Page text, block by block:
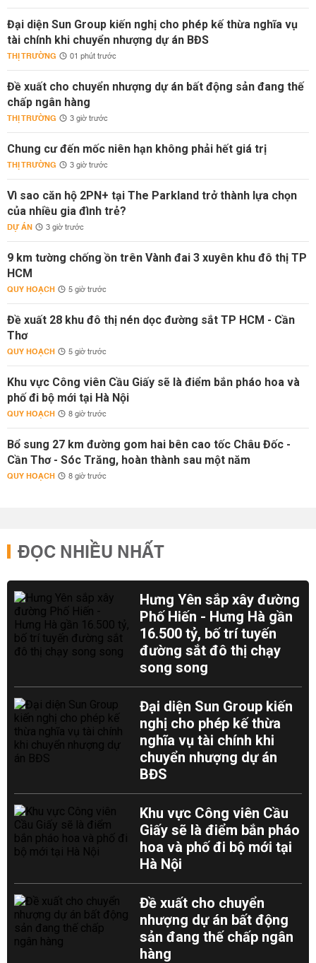
Đại diện Sun Group kiến nghị cho phép kế thừa nghĩa vụ
tài chính khi chuyển nhượng dự án BĐS
THỊ TRƯỜNG 01 phút trước
Đề xuất cho chuyển nhượng dự án bất động sản đang thế
chấp ngân hàng
THỊ TRƯỜNG 3 giờ trước
Chung cư đến mốc niên hạn không phải hết giá trị
THỊ TRƯỜNG 3 giờ trước
Vì sao căn hộ 2PN+ tại The Parkland trở thành lựa chọn
của nhiều gia đình trẻ?
DỰ ÁN 3 giờ trước
9 km tường chống ồn trên Vành đai 3 xuyên khu đô thị TP
HCM
QUY HOẠCH 5 giờ trước
Đề xuất 28 khu đô thị nén dọc đường sắt TP HCM - Cần
Thơ
QUY HOẠCH 5 giờ trước
Khu vực Công viên Cầu Giấy sẽ là điểm bắn pháo hoa và
phố đi bộ mới tại Hà Nội
QUY HOẠCH 8 giờ trước
Bổ sung 27 km đường gom hai bên cao tốc Châu Đốc -
Cần Thơ - Sóc Trăng, hoàn thành sau một năm
QUY HOẠCH 8 giờ trước
ĐỌC NHIỀU NHẤT
Hưng Yên sắp xây đường
Phố Hiến - Hưng Hà gần
16.500 tỷ, bố trí tuyến
đường sắt đô thị chạy
song song
Đại diện Sun Group kiến
nghị cho phép kế thừa
nghĩa vụ tài chính khi
chuyển nhượng dự án
BĐS
Khu vực Công viên Cầu
Giấy sẽ là điểm bắn pháo
hoa và phố đi bộ mới tại
Hà Nội
Đề xuất cho chuyển
nhượng dự án bất động
sản đang thế chấp ngân
hàng